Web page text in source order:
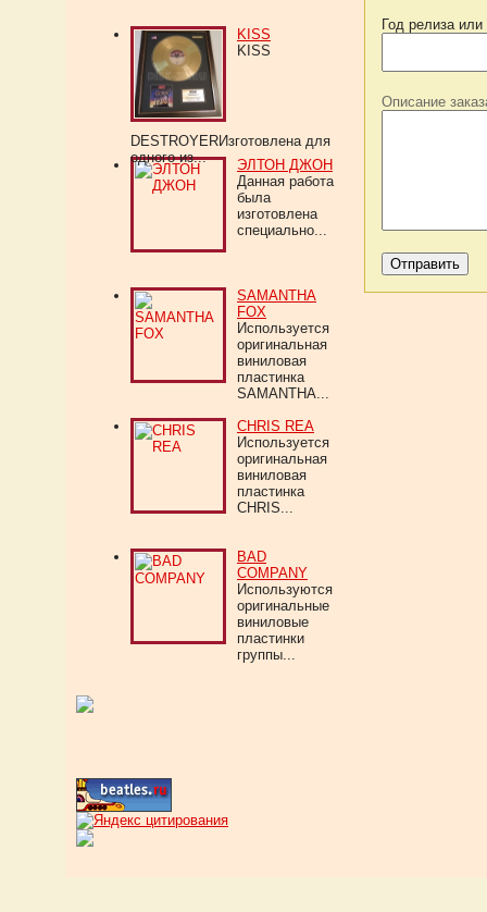
KISS
KISS
DESTROYERИзготовлена для
одного из...
ЭЛТОН ДЖОН
Данная работа
была
изготовлена
специально...
SAMANTHA
FOX
Используется
оригинальная
виниловая
пластинка
SAMANTHA...
CHRIS REA
Используется
оригинальная
виниловая
пластинка
CHRIS...
BAD
COMPANY
Используются
оригинальные
виниловые
пластинки
группы...
Год релиза
Описание